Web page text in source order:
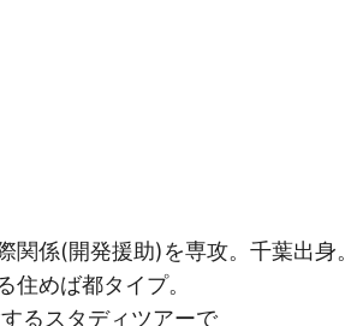
発援助)を専攻。千葉出身
ば都タイプ。
タディツアーで